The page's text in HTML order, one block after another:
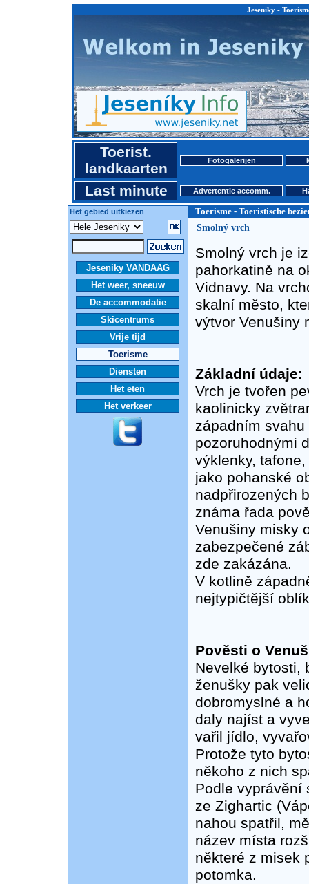
Jeseniky -
Toerist.
landkaarten
Fotogalerijen
Last minute Advertentie accomm.
Het gebied uitkiezen Toerisme - Toeristische
Jeseniky VANDAAG
Het weer, sneeuw
De accommodatie
Skicentrums
Vrije tijd
Toerisme
Diensten
Het eten
Het verkeer
Smolný vrch
Smolný vrch je
pahorkatině na
Vidnavy. Na
skalní město,
výtvor Venušiny
Základní údaje:
Vrch je tvořen
kaolinicky
západním
pozoruhodnými
výklenky,
jako pohanské
nadpřirozených
známa řada
Venušiny misky
zabezpečené
zde zakázána.
V kotlině
nejtypičtější
Pověsti o
Nevelké bytosti,
ženušky pak
dobromyslné a
daly najíst a
vařil jídlo,
Protože tyto
někoho z nich
Podle vyprávění
ze Zighartic
nahou spatřil,
název místa
některé z misek
potomka.